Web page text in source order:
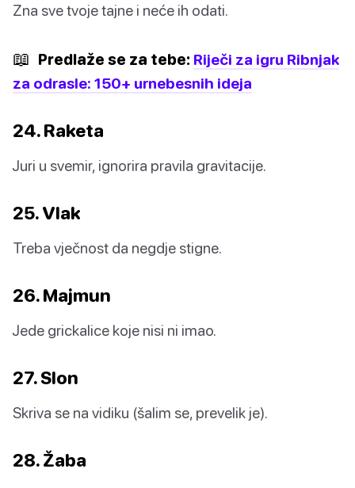
Zna sve tvoje tajne i neće ih odati.
📖 Predlaže se za tebe: Riječi za igru Ribnjak
za odrasle: 150+ urnebesnih ideja
24. Raketa
Juri u svemir, ignorira pravila gravitacije.
25. Vlak
Treba vječnost da negdje stigne.
26. Majmun
Jede grickalice koje nisi ni imao.
27. Slon
Skriva se na vidiku (šalim se, prevelik je).
28. Žaba